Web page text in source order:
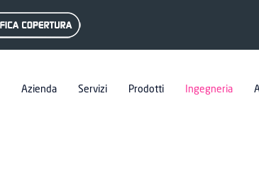
Azienda Servizi Prodotti Ingegneria